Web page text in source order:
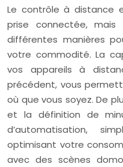
Le contrôle à distance
prise connectée,
différentes manières
votre commodité. La
vos appareils à
précédent, vous
où que vous soyez. De
et la définition de
d’automatisation,
optimisant votre
avec des scènes